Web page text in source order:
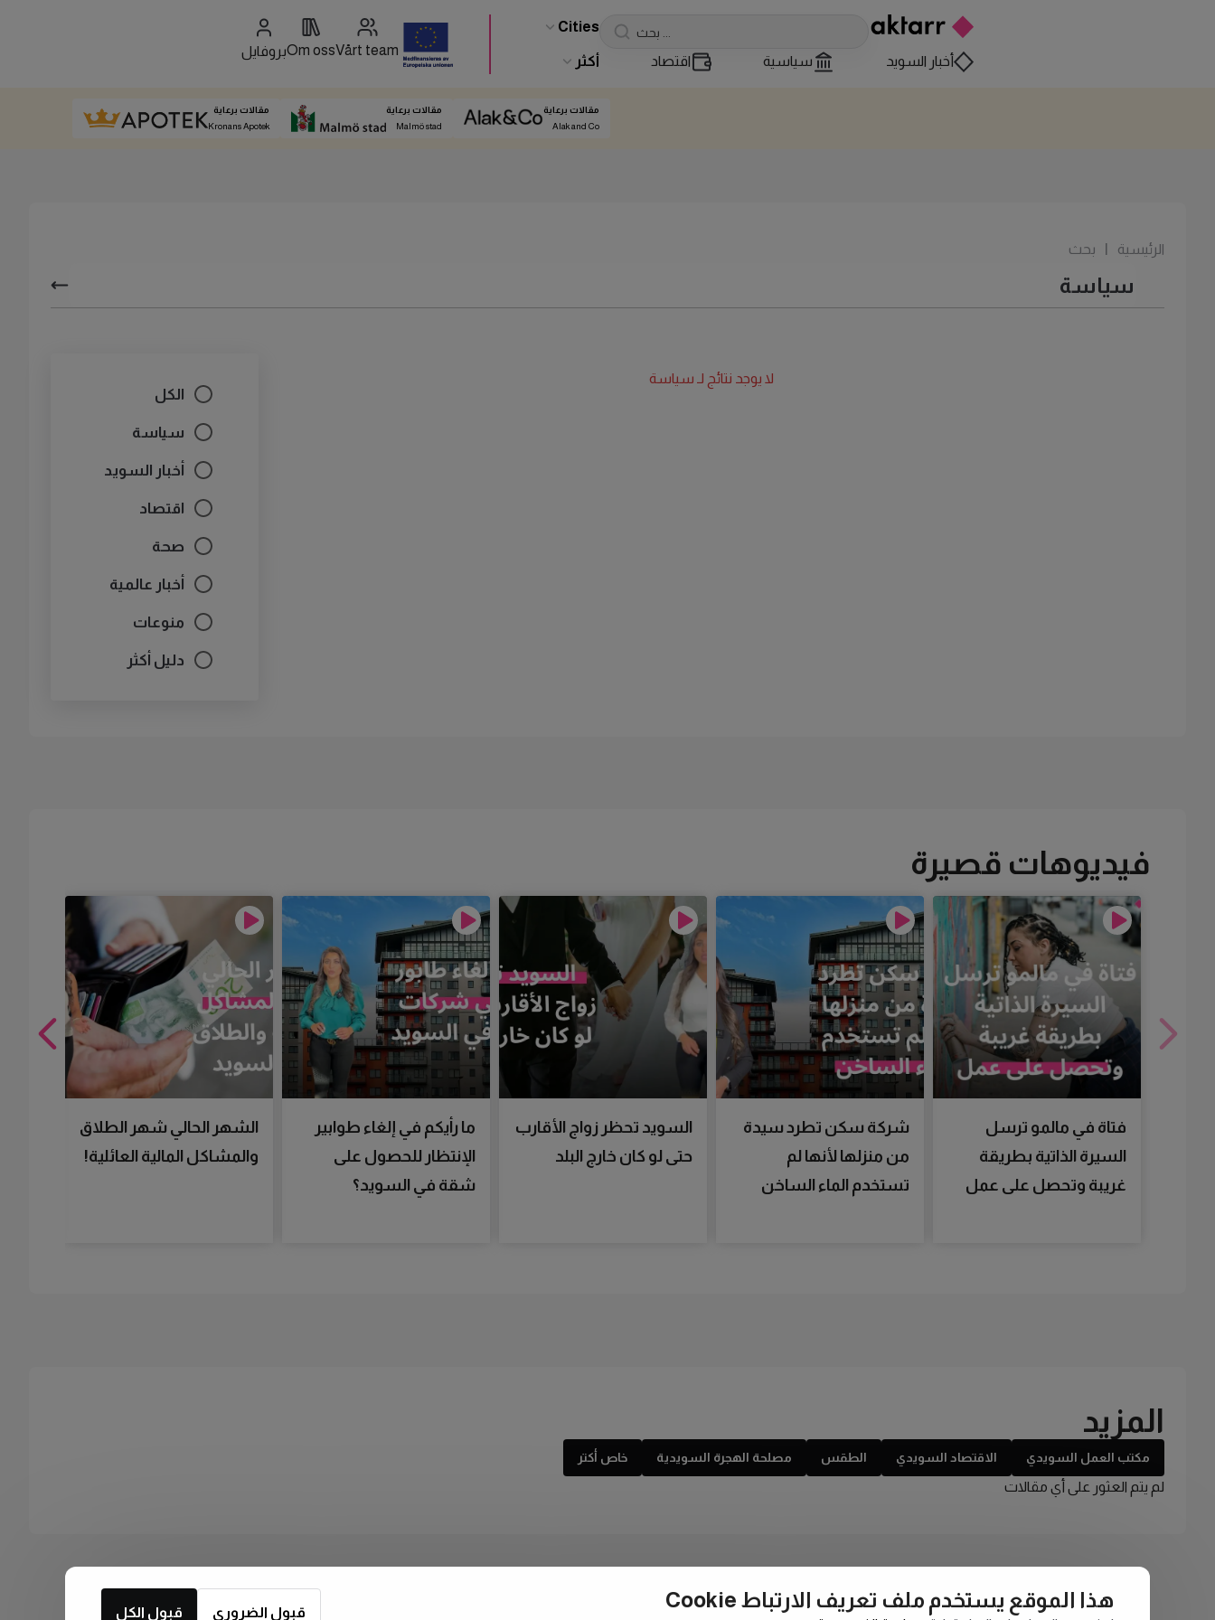
Cities
أخبار السويد سياسية اقتصاد أكثر
Vårt team
Om ossبروفايل
مقالات برعاية
Alak and Co
مقالات برعاية
Malmö stad
مقالات برعاية
Kronans Apotek
الرئيسية | بحث
الكل
سياسة
أخبار السويد
اقتصاد
صحة
أخبار عالمية
منوعات
دليل أكثر
لا يوجد نتائج لـ سياسة
فيديوهات قصيرة
فتاة في مالمو ترسل
السيرة الذاتية بطريقة
غريبة وتحصل على عمل
شركة سكن تطرد سيدة
من منزلها لأنها لم
تستخدم الماء الساخن
السويد تحظر زواج الأقارب
حتى لو كان خارج البلد
ما رأيكم في إلغاء طوابير
الإنتظار للحصول على
شقة في السويد؟
الشهر الحالي شهر الطلاق
والمشاكل المالية العائلية!
المزيد
مكتب العمل السويدي الاقتصاد السويدي الطقس مصلحة الهجرة السويدية خاص أكتر
لم يتم العثور على أي مقالات
هذا الموقع يستخدم ملف تعريف الارتباط Cookie
قبول الكل قبول الضروري